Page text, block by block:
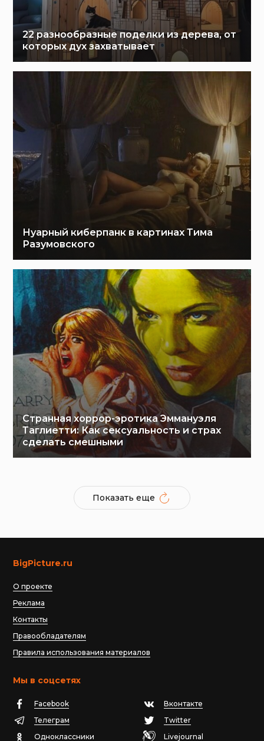
22 разнообразные поделки из дерева, от
которых дух захватывает
Нуарный киберпанк в картинах Тима
Разумовского
Странная хоррор-эротика Эммануэля
Таглиетти: Как сексуальность и страх
сделать смешными
Показать еще
BigPicture.ru
О проекте
Реклама
Контакты
Правообладателям
Правила использования материалов
Мы в соцсетях
Facebook
Вконтакте
Телеграм
Twitter
Одноклассники
Livejournal